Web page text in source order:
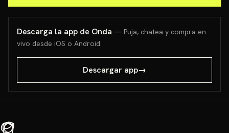
Descarga la app de Onda — Puja, chatea y compra en
vivo desde iOS o Android.
Descargar app→